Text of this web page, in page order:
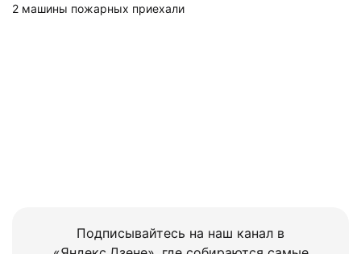
2 машины пожарных приехали
Подписывайтесь на наш канал в